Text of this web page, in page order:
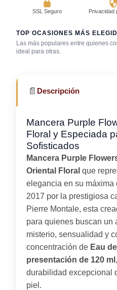
SSL Seguro Privacidad
TOP OCASIONES MÁS
Las más populares entre quienes
ideal para otras.
Bar / cocteles
📄 Descripción
Mancera Purple
Floral y Especiada
Sofisticados
Mancera Purple
Oriental Floral que
elegancia en su máxima
2017 por la prestigiosa
Pierre Montale, esta
para quienes buscan un
misterio, sensualidad y
concentración de Eau
presentación de 120 ml
durabilidad excepcional
piel.